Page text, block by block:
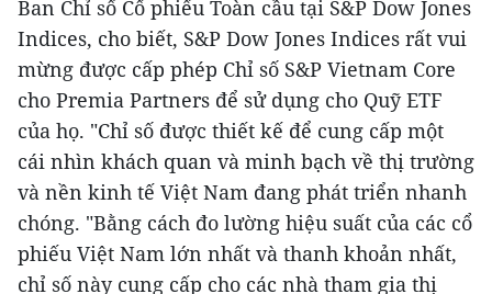
Ban Chỉ số Cổ phiếu Toàn cầu tại S&P Dow Jones
Indices, cho biết, S&P Dow Jones Indices rất vui
mừng được cấp phép Chỉ số S&P Vietnam Core
cho Premia Partners để sử dụng cho Quỹ ETF
của họ. "Chỉ số được thiết kế để cung cấp một
cái nhìn khách quan và minh bạch về thị trường
và nền kinh tế Việt Nam đang phát triển nhanh
chóng. "Bằng cách đo lường hiệu suất của các cổ
phiếu Việt Nam lớn nhất và thanh khoản nhất,
chỉ số này cung cấp cho các nhà tham gia thị